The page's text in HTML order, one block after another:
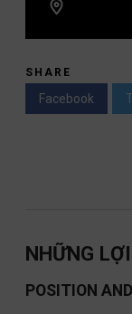
SHARE
Facebook
NHỮNG
POSITION